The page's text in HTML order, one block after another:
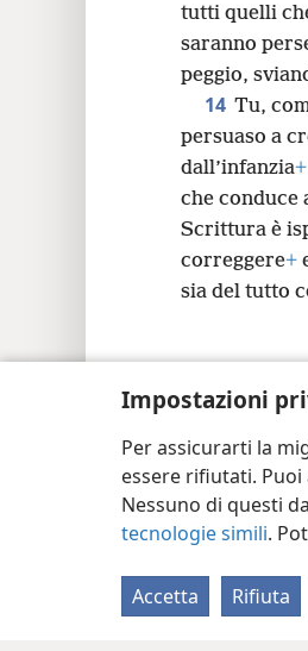
Impostazioni
Per assicurarti la
essere rifiutati.
Nessuno di questi
tecnologie simili.
Accetta Rifiuta
tutti quelli
saranno
peggio,
14 Tu,
persuaso a
dall’infanzia+
che conduce
Scrittura è
correggere+
sia del tutto
Copyright